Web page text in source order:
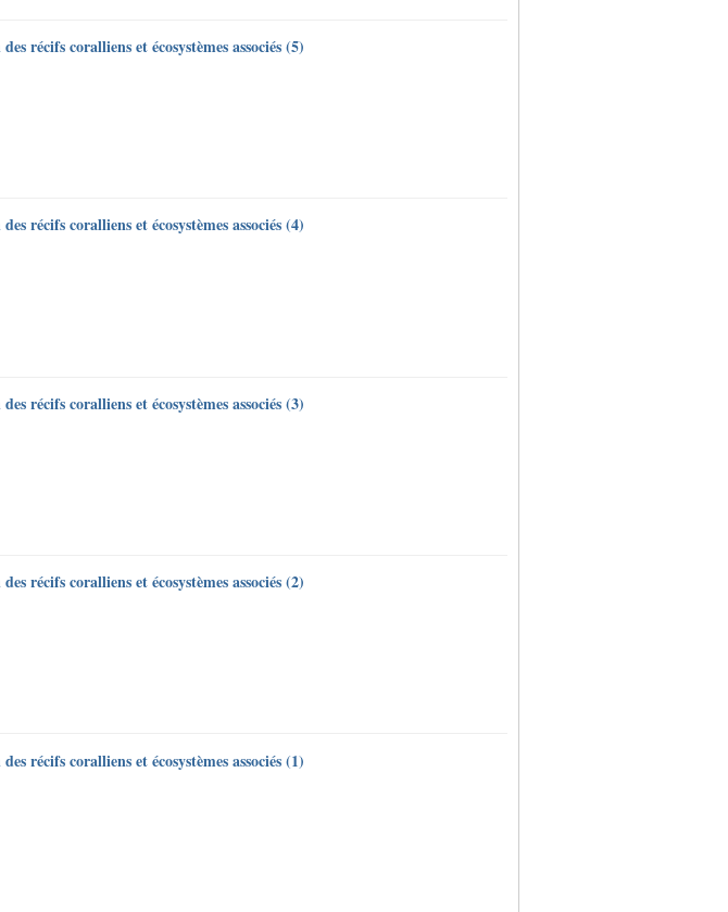
récifs coralliens et écosystèmes associés (5)
récifs coralliens et écosystèmes associés (4)
récifs coralliens et écosystèmes associés (3)
récifs coralliens et écosystèmes associés (2)
récifs coralliens et écosystèmes associés (1)